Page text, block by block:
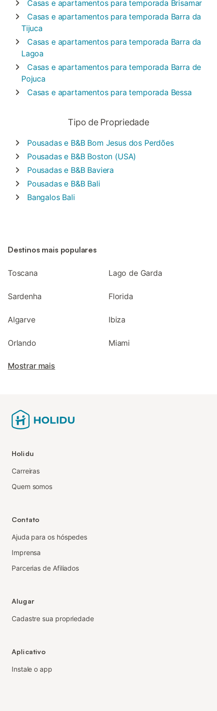
Casas e apartamentos para temporada Brisamar
Casas e apartamentos para temporada Barra da
Tijuca
Casas e apartamentos para temporada Barra da
Lagoa
Casas e apartamentos para temporada Barra de
Pojuca
Casas e apartamentos para temporada Bessa
Tipo de Propriedade
Pousadas e B&B Bom Jesus dos Perdões
Pousadas e B&B Boston (USA)
Pousadas e B&B Baviera
Pousadas e B&B Bali
Bangalos Bali
Destinos mais populares
Toscana Lago de Garda
Sardenha Florida
Algarve Ibiza
Orlando Miami
Mostrar mais
Holidu
Carreiras
Quem somos
Contato
Ajuda para os hóspedes
Imprensa
Parcerias de Afiliados
Alugar
Cadastre sua propriedade
Aplicativo
Instale o app